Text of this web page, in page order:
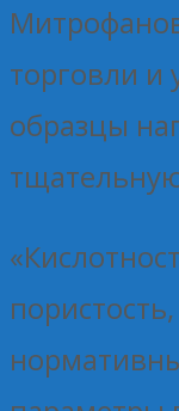
торговли и
образцы